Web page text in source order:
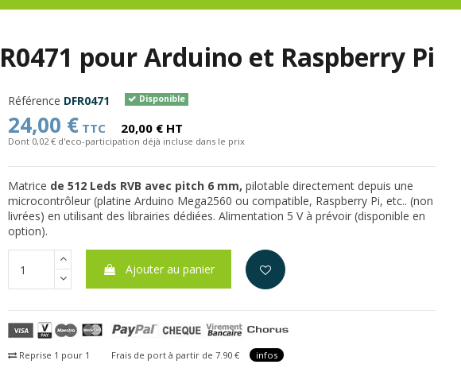
pour Arduino et Raspberry Pi
Référence DFR0471 Disponible
24,00 € TTC 20,00 € HT
Dont 0,02 € d'eco-participation déjà incluse dans le prix
Matrice de 512 Leds RVB avec pitch 6 mm, pilotable directement depuis une
microcontrôleur (platine Arduino Mega2560 ou compatible, Raspberry Pi, etc.. (non
livrées) en utilisant des librairies dédiées. Alimentation 5 V à prévoir (disponible en
option).
Ajouter au panier
Reprise 1 pour 1 Frais de port à partir de 7.90 € infos